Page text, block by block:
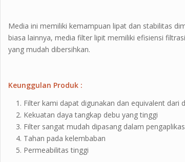
Media ini memiliki kemampuan lipat dan stabilitas
biasa lainnya, media filter lipit memiliki efisiensi
yang mudah dibersihkan.
Keunggulan Produk :
Filter kami dapat digunakan dan equivalent dari
Kekuatan daya tangkap debu yang tinggi
Filter sangat mudah dipasang dalam
Tahan pada kelembaban
Permeabilitas tinggi